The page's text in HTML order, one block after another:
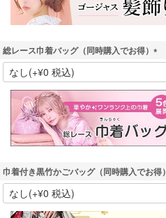
総レース巾着バッグ（同時購入でお得）
(
必
須
)
巾着付き黒竹かごバッグ（同時購入でお得）